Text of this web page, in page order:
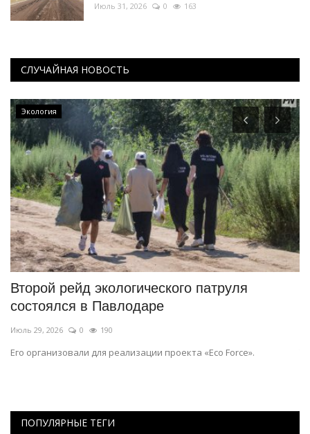
Июль 31, 2026 0 163
СЛУЧАЙНАЯ НОВОСТЬ
Экология
Второй рейд экологического патруля
состоялся в Павлодаре
Июль 29, 2026 0 190
Его организовали для реализации проекта «Eco Force».
ПОПУЛЯРНЫЕ ТЕГИ